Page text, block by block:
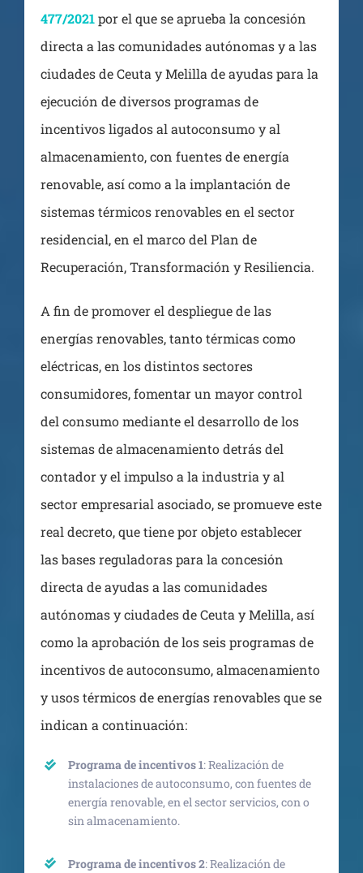
477/2021por el que se aprueba la concesión
directa a las comunidades autónomas y a las
ciudades de Ceuta y Melilla de ayudas para la
ejecución de diversos programas de
incentivos ligados al autoconsumo y al
almacenamiento, con fuentes de energía
renovable, así como a la implantación de
sistemas térmicos renovables en el sector
residencial, en el marco del Plan de
Recuperación, Transformación y Resiliencia.
A fin de promover el despliegue de las
energías renovables, tanto térmicas como
eléctricas, en los distintos sectores
consumidores, fomentar un mayor control
del consumo mediante el desarrollo de los
sistemas de almacenamiento detrás del
contador y el impulso a la industria y al
sector empresarial asociado, se promueve este
real decreto, que tiene por objeto establecer
las bases reguladoras para la concesión
directa de ayudas a las comunidades
autónomas y ciudades de Ceuta y Melilla, así
como la aprobación de los seis programas de
incentivos de autoconsumo, almacenamiento
y usos térmicos de energías renovables que se
indican a continuación:
Programa de incentivos 1: Realización de
instalaciones de autoconsumo, con fuentes de
energía renovable, en el sector servicios, con o
sin almacenamiento.
Programa de incentivos 2: Realización de